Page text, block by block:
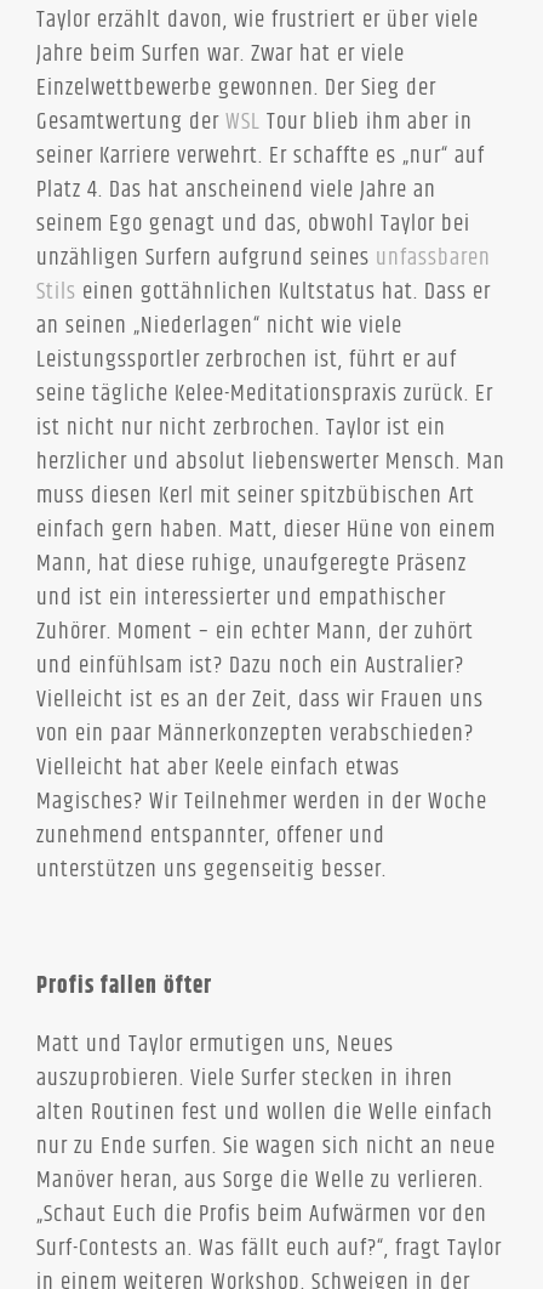
Taylor erzählt davon, wie frustriert er über viele
Jahre beim Surfen war. Zwar hat er viele
Einzelwettbewerbe gewonnen. Der Sieg der
Gesamtwertung derWSL Tour blieb ihm aber in
seiner Karriere verwehrt. Er schaffte es „nur“ auf
Platz 4. Das hat anscheinend viele Jahre an
seinem Ego genagt und das, obwohl Taylor bei
unzähligen Surfern aufgrund seines unfassbaren
Stils einen gottähnlichen Kultstatus hat. Dass er
an seinen „Niederlagen“ nicht wie viele
Leistungssportler zerbrochen ist, führt er auf
seine tägliche Kelee-Meditationspraxis zurück. Er
ist nicht nur nicht zerbrochen. Taylor ist ein
herzlicher und absolut liebenswerter Mensch. Man
muss diesen Kerl mit seiner spitzbübischen Art
einfach gern haben. Matt, dieser Hüne von einem
Mann, hat diese ruhige, unaufgeregte Präsenz
und ist ein interessierter und empathischer
Zuhörer. Moment – ein echter Mann, der zuhört
und einfühlsam ist? Dazu noch ein Australier?
Vielleicht ist es an der Zeit, dass wir Frauen uns
von ein paar Männerkonzepten verabschieden?
Vielleicht hat aber Keele einfach etwas
Magisches? Wir Teilnehmer werden in der Woche
zunehmend entspannter, offener und
unterstützen uns gegenseitig besser.
Profis fallen öfter
Matt und Taylor ermutigen uns, Neues
auszuprobieren. Viele Surfer stecken in ihren
alten Routinen fest und wollen die Welle einfach
nur zu Ende surfen. Sie wagen sich nicht an neue
Manöver heran, aus Sorge die Welle zu verlieren.
„Schaut Euch die Profis beim Aufwärmen vor den
Surf-Contests an. Was fällt euch auf?“, fragt Taylor